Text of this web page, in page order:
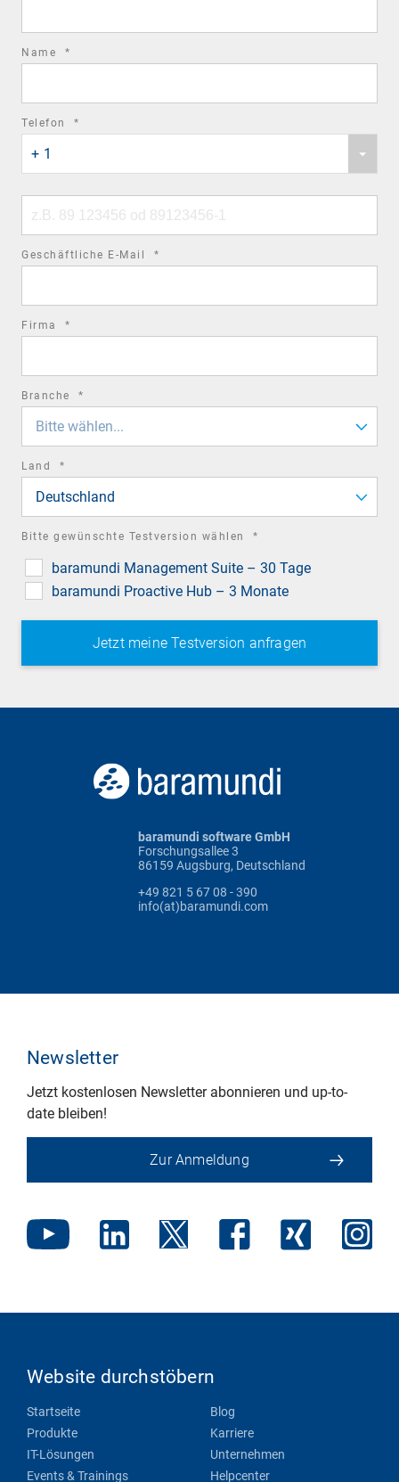
Name *
Telefon *
country
code
+ 1
number
Geschäftliche E-Mail *
Firma *
Branche *
Bitte wählen...
Land *
Deutschland
Bitte gewünschte Testversion wählen *
baramundi Management Suite – 30 Tage
baramundi Proactive Hub – 3 Monate
baramundi software GmbH
Forschungsallee 3
86159 Augsburg, Deutschland
+49 821 5 67 08 - 390
info(at)baramundi.com
Newsletter
Jetzt kostenlosen Newsletter abonnieren und up-to-
date bleiben!
Zur Anmeldung
Website durchstöbern
Startseite
Produkte
IT-Lösungen
Events & Trainings
Blog
Karriere
Unternehmen
Helpcenter